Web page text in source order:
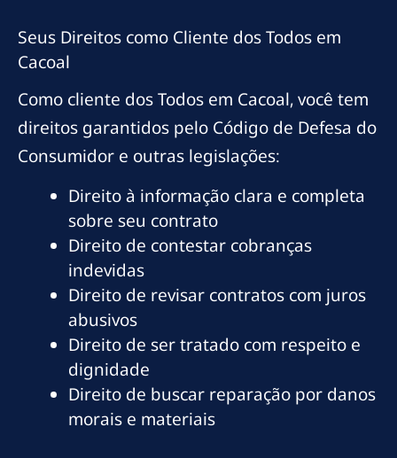
Seus Direitos como Cliente dos Todos em
Cacoal
Como cliente dos Todos em Cacoal, você tem
direitos garantidos pelo Código de Defesa do
Consumidor e outras legislações:
Direito à informação clara e completa
sobre seu contrato
Direito de contestar cobranças
indevidas
Direito de revisar contratos com juros
abusivos
Direito de ser tratado com respeito e
dignidade
Direito de buscar reparação por danos
morais e materiais